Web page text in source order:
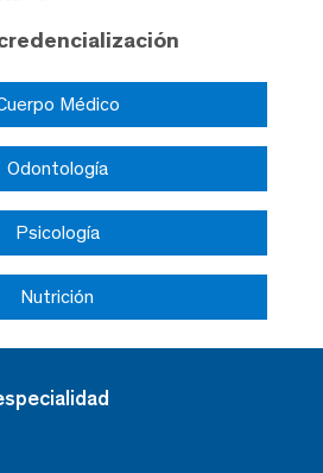
Médico
Odontología
Psicología
Nutrición